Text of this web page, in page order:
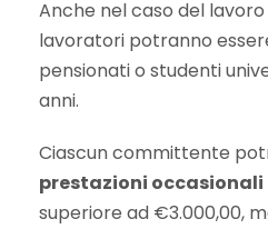
Anche nel caso del
lavoratori potranno
pensionati o studenti
anni.
Ciascun committente
prestazioni occasionali
superiore ad €3.000,00,